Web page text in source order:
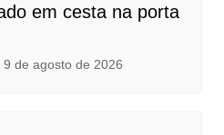
em cesta na porta
9 de agosto de 2026